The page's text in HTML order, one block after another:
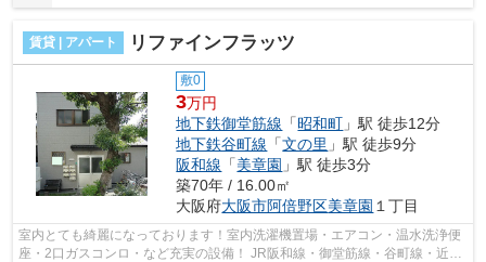
賃貸 | アパート リファインフラッツ
敷0
3万円
地下鉄御堂筋線 「昭和町 」駅 徒歩12分
地下鉄谷町線 「文の里 」駅 徒歩9分
阪和線 「美章園 」駅 徒歩3分
築70年 / 16.00㎡
大阪府大阪市阿倍野区美章園 １丁目
室内とても綺麗になっております！室内洗濯機置場・エアコン・温水洗浄便
座・2口ガスコンロ・など充実の設備！ JR阪和線・御堂筋線・谷町線・近鉄